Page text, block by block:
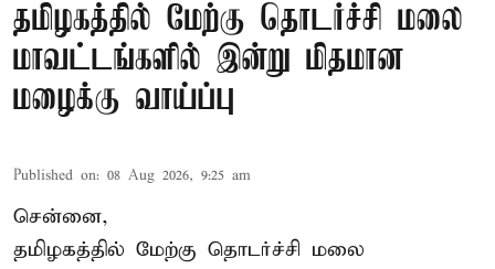
தமிழகத்தில் மேற்கு தொடர்ச்சி மலை
மாவட்டங்களில் இன்று மிதமான
மழைக்கு வாய்ப்பு
Published on: 08 Aug 2026, 9:25 am
சென்னை,
தமிழகத்தில் மேற்கு தொடர்ச்சி மலை